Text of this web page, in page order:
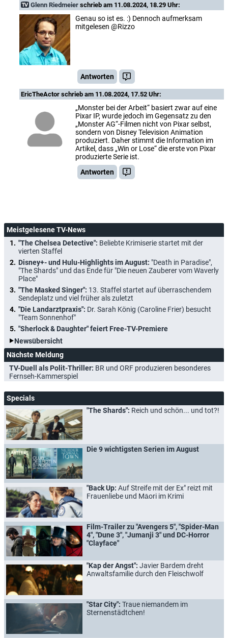
Glenn Riedmeier schrieb am 11.08.2024, 18.29 Uhr:
Genau so ist es. :) Dennoch aufmerksam
mitgelesen @Rizzo
Antworten
EricTheActor schrieb am 11.08.2024, 17.52 Uhr:
„Monster bei der Arbeit“ basiert zwar auf eine
Pixar IP, wurde jedoch im Gegensatz zu den
„Monster AG“-Filmen nicht von Pixar selbst,
sondern von Disney Television Animation
produziert. Daher stimmt die Information im
Artikel, dass „Win or Lose“ die erste von Pixar
produzierte Serie ist.
Antworten
Meistgelesene TV-News
"The Chelsea Detective": Beliebte Krimiserie startet mit der
vierten Staffel
Disney+- und Hulu-Highlights im August: "Death in Paradise",
"The Shards" und das Ende für "Die neuen Zauberer vom Waverly
Place"
"The Masked Singer": 13. Staffel startet auf überraschendem
Sendeplatz und viel früher als zuletzt
"Die Landarztpraxis": Dr. Sarah König (Caroline Frier) besucht
"Team Sonnenhof"
"Sherlock & Daughter" feiert Free-TV-Premiere
Newsübersicht
Nächste Meldung
TV-Duell als Polit-Thriller: BR und ORF produzieren besonderes
Fernseh-Kammerspiel
Specials
"The Shards": Reich und schön... und tot?!
Die 9 wichtigsten Serien im August
"Back Up: Auf Streife mit der Ex" reizt mit
Frauenliebe und Māori im Krimi
Film-Trailer zu "Avengers 5", "Spider-Man
4", "Dune 3", "Jumanji 3" und DC-Horror
"Clayface"
"Kap der Angst": Javier Bardem dreht
Anwaltsfamilie durch den Fleischwolf
"Star City": Traue niemandem im
Sternenstädtchen!